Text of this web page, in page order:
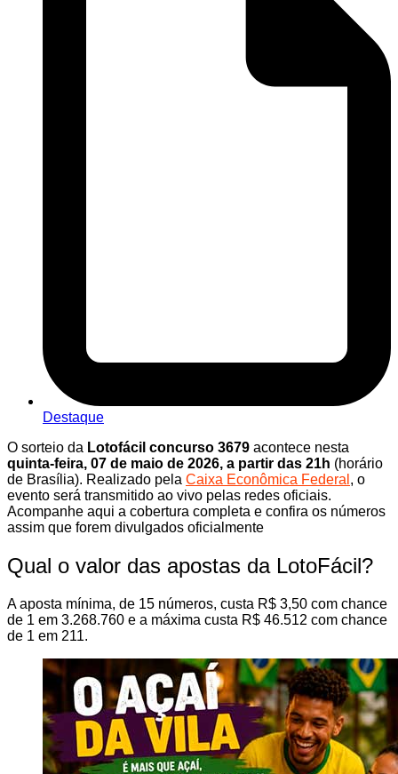
Destaque
O sorteio da Lotofácil concurso 3679 acontece nesta
quinta-feira, 07 de maio de 2026, a partir das 21h (horário
de Brasília). Realizado pela Caixa Econômica Federal , o
evento será transmitido ao vivo pelas redes oficiais.
Acompanhe aqui a cobertura completa e confira os números
assim que forem divulgados oficialmente
Qual o valor das apostas da LotoFácil?
A aposta mínima, de 15 números, custa R$ 3,50 com chance
de 1 em 3.268.760 e a máxima custa R$ 46.512 com chance
de 1 em 211.